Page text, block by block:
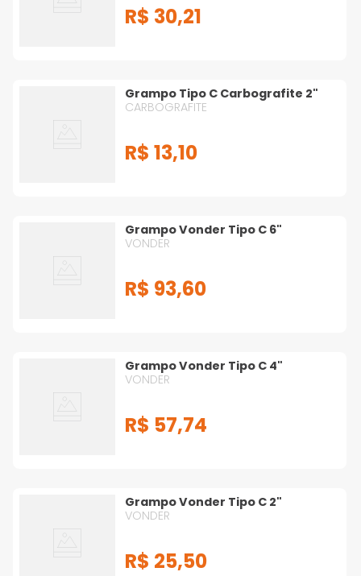
R$ 30,21
Grampo Tipo C Carbografite 2"
CARBOGRAFITE
R$ 13,10
Grampo Vonder Tipo C 6"
VONDER
R$ 93,60
Grampo Vonder Tipo C 4"
VONDER
R$ 57,74
Grampo Vonder Tipo C 2"
VONDER
R$ 25,50